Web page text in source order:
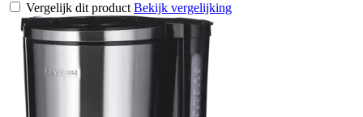
Vergelijk dit product Bekijk vergelijking